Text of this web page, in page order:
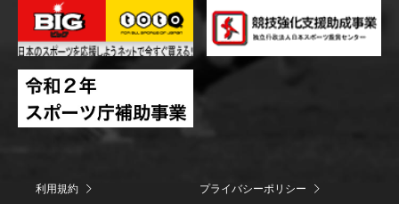
利用規約
プライバシーポリシー